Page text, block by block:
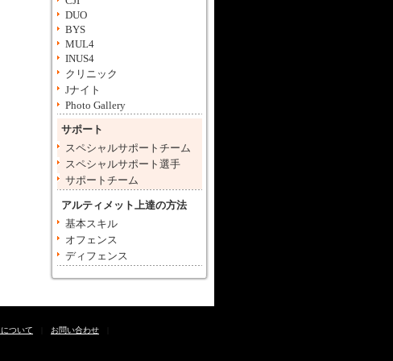
DUO
BYS
MUL4
INUS4
クリニック
Jナイト
Photo Gallery
サポート
スペシャルサポートチーム
スペシャルサポート選手
サポートチーム
アルティメット上達の方法
基本スキル
オフェンス
ディフェンス
ついて お問い合わせ